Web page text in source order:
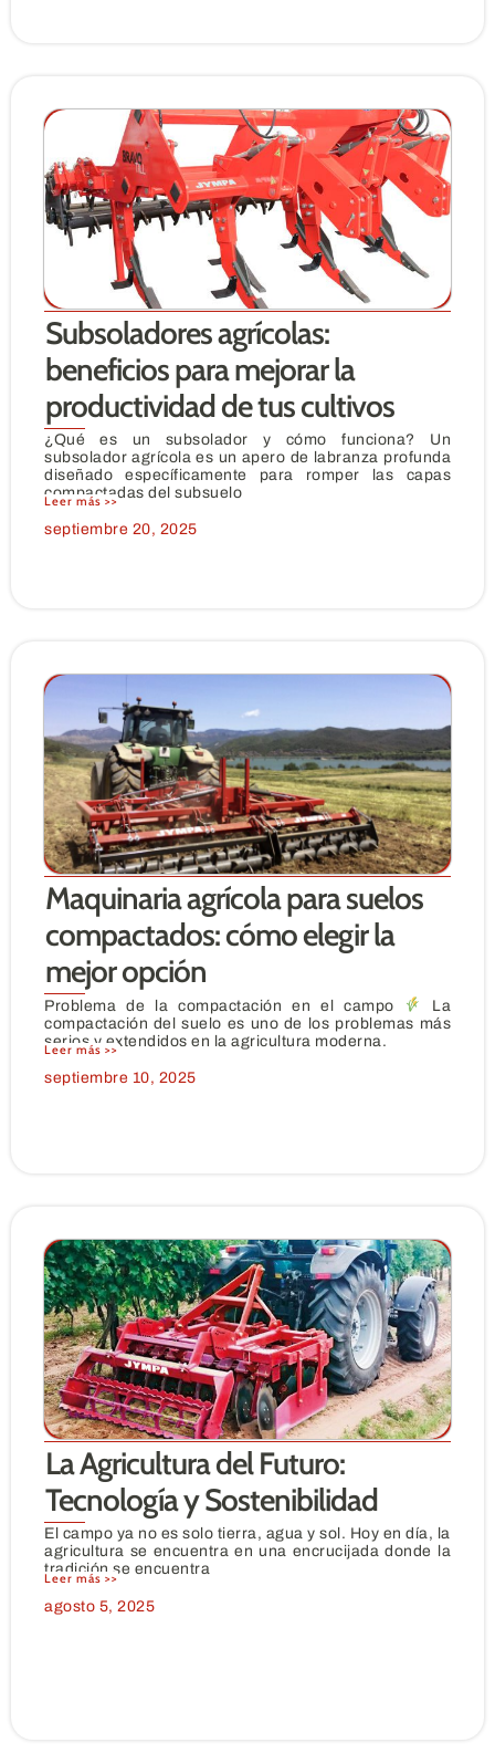
Subsoladores agrícolas:
beneficios para mejorar la
productividad de tus cultivos
¿Qué es un subsolador y cómo funciona? Un
subsolador agrícola es un apero de labranza profunda
diseñado específicamente para romper las capas
compactadas del subsuelo
Leer más >>
septiembre 20, 2025
Maquinaria agrícola para suelos
compactados: cómo elegir la
mejor opción
Problema de la compactación en el campo
La
compactación del suelo es uno de los problemas más
serios y extendidos en la agricultura moderna.
Leer más >>
septiembre 10, 2025
La Agricultura del Futuro:
Tecnología y Sostenibilidad
El campo ya no es solo tierra, agua y sol. Hoy en día, la
agricultura se encuentra en una encrucijada donde la
tradición se encuentra
Leer más >>
agosto 5, 2025